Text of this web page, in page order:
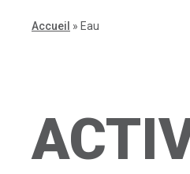
Accueil » Eau